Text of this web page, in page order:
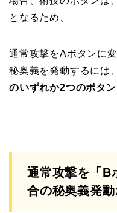
となるため、
通常攻撃をAボタンに
秘奥義を発動するには、
のいずれか2つのボタ
通常攻撃を「B
合の秘奥義発